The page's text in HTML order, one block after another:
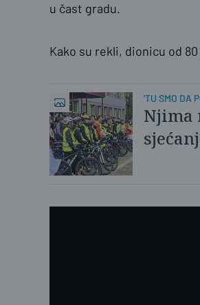
u čast gradu.
Kako su rekli, dionicu od
'TU SMO DA
Njima